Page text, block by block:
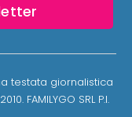
testata giornalistica
FAMILYGO SRL P.I.